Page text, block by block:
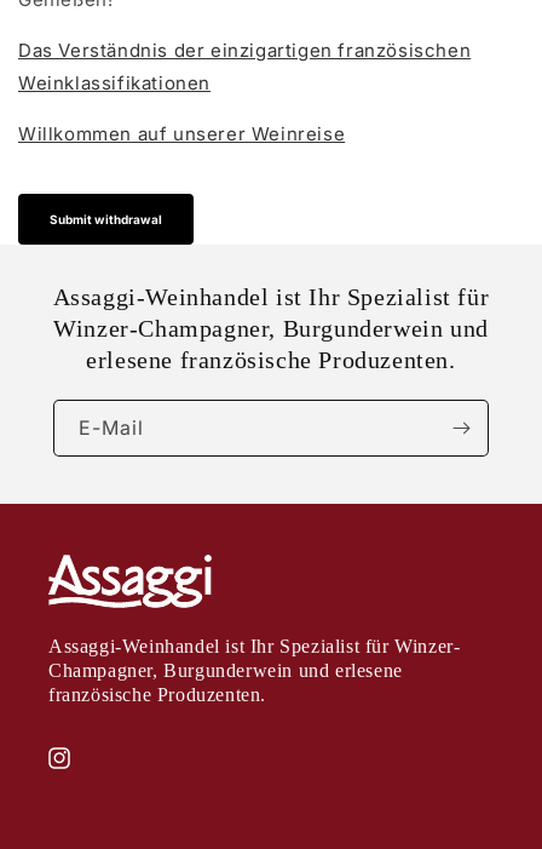
Das Verständnis der einzigartigen französischen
Weinklassifikationen
Willkommen auf unserer Weinreise
Submit withdrawal
Assaggi-Weinhandel ist Ihr Spezialist für
Winzer-Champagner, Burgunderwein und
erlesene französische Produzenten.
E-Mail
Assaggi-Weinhandel ist Ihr Spezialist für Winzer-
Champagner, Burgunderwein und erlesene
französische Produzenten.
Instagram